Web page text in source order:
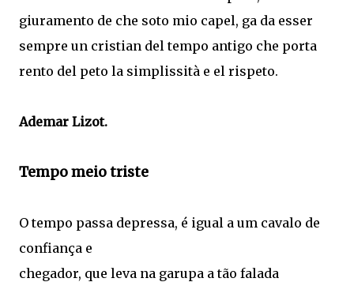
giuramento de che soto mio capel, ga da esser
sempre un cristian del tempo antigo che porta
rento del peto la simplissità e el rispeto.
Ademar Lizot.
Tempo meio triste
O tempo passa depressa, é igual a um cavalo de
confiança e
chegador, que leva na garupa a tão falada